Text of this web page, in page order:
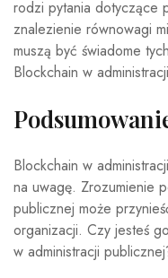
rodzi pytania dotyczące
znalezienie równowagi
muszą być świadome
Blockchain w
Blockchain w
na uwagę. Zrozumienie
publicznej może
organizacji. Czy jesteś
w administracji